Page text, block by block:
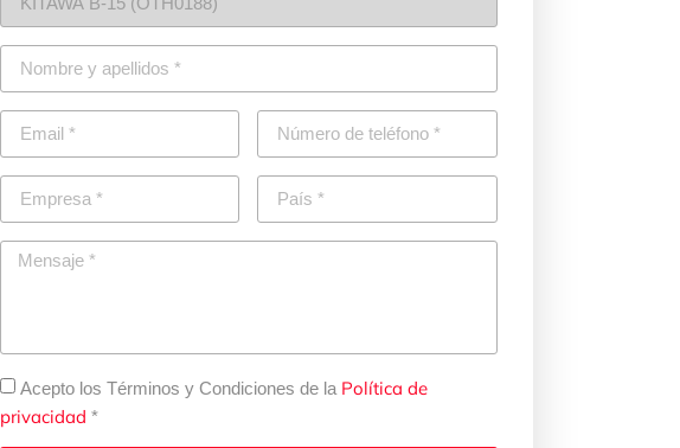
Acepto los Términos y Condiciones de la Política de
privacidad *